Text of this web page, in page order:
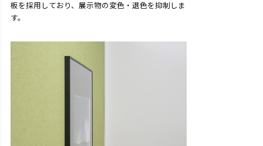
板を採用しており、展示物の変色・退色を抑制しま
す。